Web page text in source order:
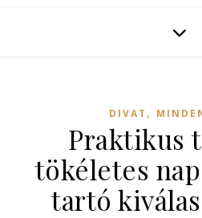
DIVAT ,
Praktikus
tökéletes
tartó